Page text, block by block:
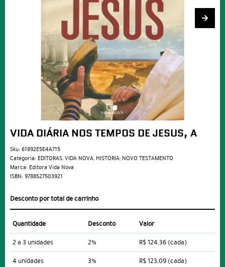
VIDA DIÁRIA NOS TEMPOS DE JESUS, A
Sku: 61892E5E4A715
Categoria: EDITORAS,VIDA NOVA, HISTÓRIA, NOVO TESTAMENTO
Marca: Editora Vida Nova
ISBN: 9788527503921
Desconto por total de carrinho
Quantidade Desconto
Valor
2 a 3 unidades
2% R$ 124,36 (cada)
4 unidades
3% R$ 123,09 (cada)